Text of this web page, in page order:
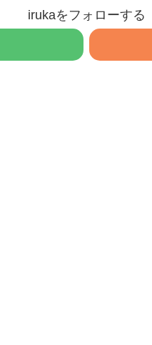
irukaをフォローする